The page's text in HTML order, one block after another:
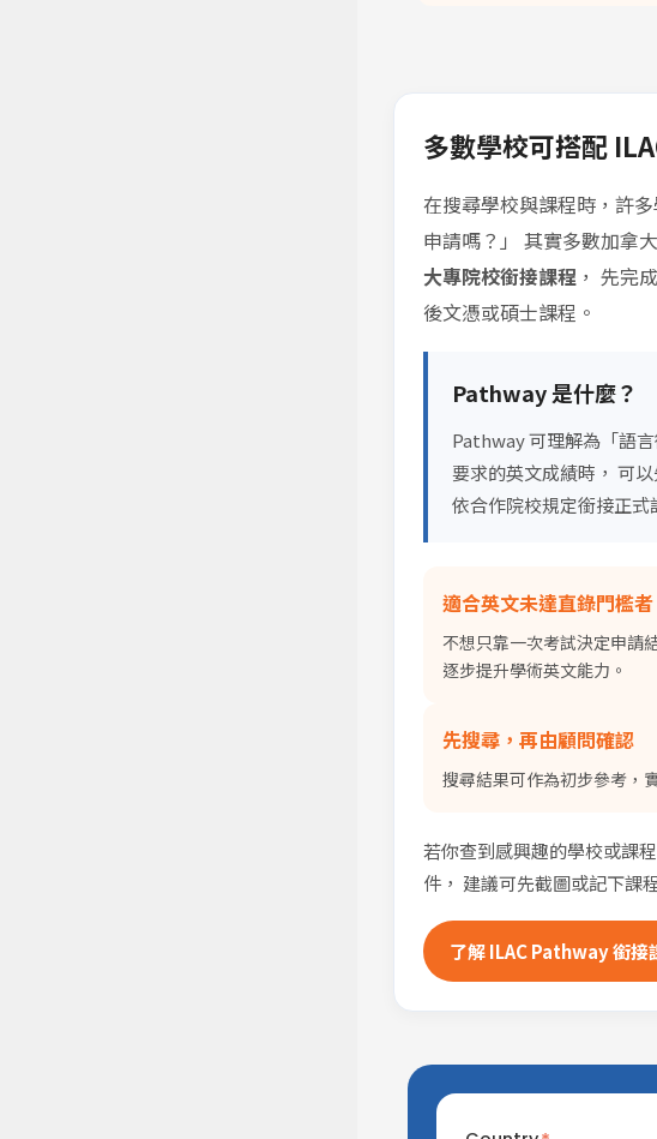
多數學校可搭配
在搜尋學校與課程時，許
申請嗎？」 其實多數加拿
大專院校銜接課程 ， 先完
後文憑或碩士課程。
Pathway 是什麼？
Pathway 可理解為「語
要求的英文成績時， 可
依合作院校規定銜接正式
適合英文未達直錄門檻者
不想只靠一次考試決定申請
逐步提升學術英文能力。
先搜尋，再由顧問確認
搜尋結果可作為初步參考，
若你查到感興趣的學校或課
件， 建議可先截圖或記下課
了解 ILAC Pathway 銜接